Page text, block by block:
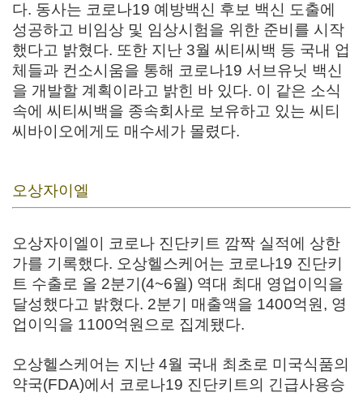
다. 동사는 코로나19 예방백신 후보 백신 도출에
성공하고 비임상 및 임상시험을 위한 준비를 시작
했다고 밝혔다. 또한 지난 3월 씨티씨백 등 국내 업
체들과 컨소시움을 통해 코로나19 서브유닛 백신
을 개발할 계획이라고 밝힌 바 있다. 이 같은 소식
속에 씨티씨백을 종속회사로 보유하고 있는 씨티
씨바이오에게도 매수세가 몰렸다.
오상자이엘
오상자이엘이 코로나 진단키트 깜짝 실적에 상한
가를 기록했다. 오상헬스케어는 코로나19 진단키
트 수출로 올 2분기(4~6월) 역대 최대 영업이익을
달성했다고 밝혔다. 2분기 매출액을 1400억원, 영
업이익을 1100억원으로 집계됐다.
오상헬스케어는 지난 4월 국내 최초로 미국식품의
약국(FDA)에서 코로나19 진단키트의 긴급사용승